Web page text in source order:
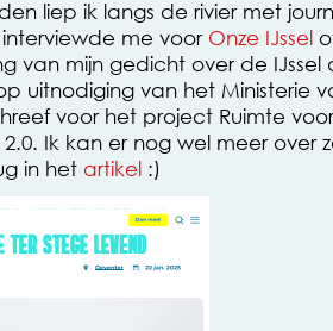
liep ik langs de rivier met
interviewde me voor Onze IJssel
van mijn gedicht over de IJssel
uitnodiging van het Ministerie
voor het project Ruimte
Ik kan er nog wel meer over
in het artikel :)